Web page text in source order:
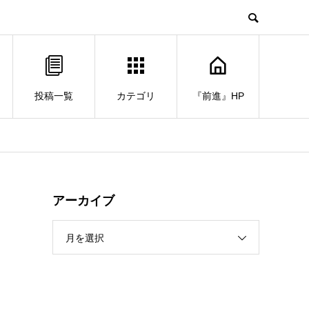
投稿一覧 カテゴリ 『前進』HP
アーカイブ
月を選択